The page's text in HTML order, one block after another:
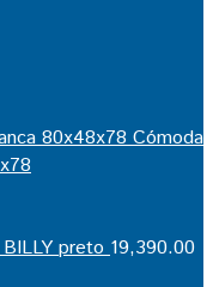
Cómoda
preto 19,390.00